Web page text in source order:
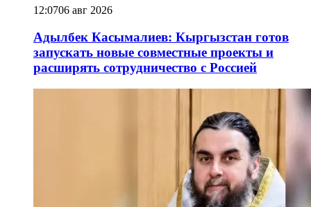
12:0706 авг 2026
Адылбек Касымалиев: Кыргызстан готов
запускать новые совместные проекты и
расширять сотрудничество с Россией